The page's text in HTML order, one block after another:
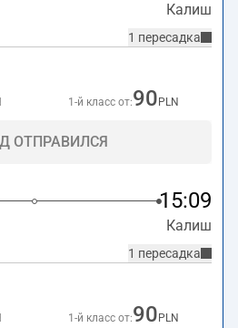
Калиш
1 пересадка
1-й класс от:90 PLN
ОТПРАВИЛСЯ
15:09
Калиш
1 пересадка
1-й класс от:90 PLN